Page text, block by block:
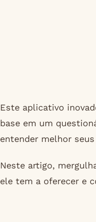
Este aplicativo
base em um
entender melhor
Neste artigo,
ele tem a oferecer e